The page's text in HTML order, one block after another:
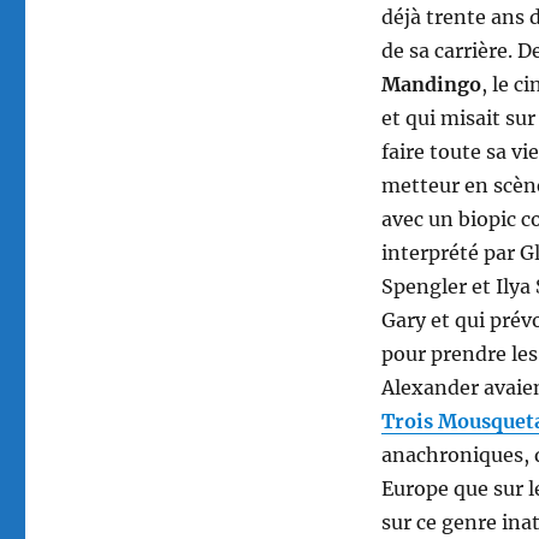
déjà trente ans
de sa carrière.
Mandingo, le
et qui misait
faire toute sa
metteur en
avec un biopic
interprété par
Spengler et
Gary et qui
pour prendre
Alexander
Trois
anachroniques,
Europe que sur
sur ce genre